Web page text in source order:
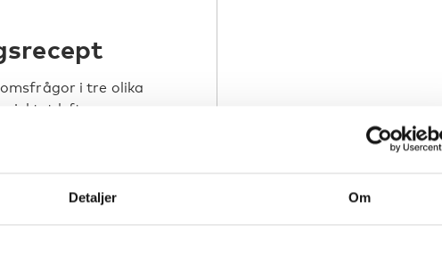
Detaljer Om
i tre olika
lyfter som
får vara med och
och inkluderade i
har ett lågt
de unga så måste vi